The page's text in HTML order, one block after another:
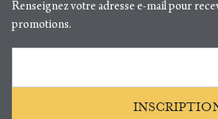
Renseignez votre adresse e-mail pour
promotions.